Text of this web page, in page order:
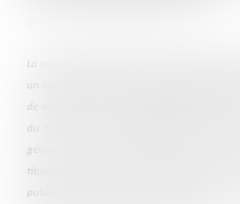
La rupture conventionnelle, longtemps
un agent public et à son administration de
de mettre fin à leur relation de travail.
du 6 août 2019 et codifiée aux articles
général de la fonction publique, elle
titulaires et aux agents en CDI, dans les
publique. Sont exclus les stagiaires, les